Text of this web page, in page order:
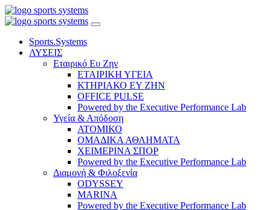
Sports.Systems
ΛΥΣΕΙΣ
Εταιρικό Ευ Ζην
ΕΤΑΙΡΙΚΗ ΥΓΕΙΑ
ΚΤΗΡΙΑΚΟ ΕΥ ΖΗΝ
OFFICE PULSE
Powered by the Executive Performance Lab
Υγεία & Απόδοση
ΑΤΟΜΙΚΟ
ΟΜΑΔΙΚΑ ΑΘΛΗΜΑΤΑ
ΧΕΙΜΕΡΙΝΑ ΣΠΟΡ
Powered by the Executive Performance Lab
Διαμονή & Φιλοξενία
ODYSSEY
MARINA
Powered by the Executive Performance Lab